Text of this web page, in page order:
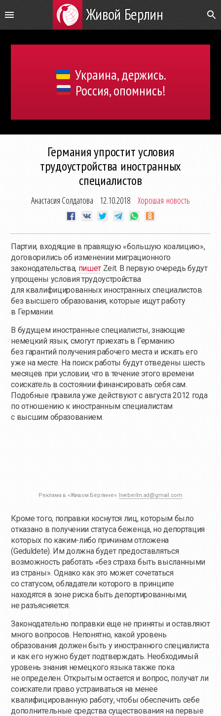
Живой Берлин
Украина, держись.
Россия, опомнись!
Германия упростит условия
трудоустройства иностранных
специалистов
Анастасия Солдатова 12.10.2018 Хорошая новость
Партии, входящие в правящую «большую коалицию»,
договорились об изменении миграционного
законодательства, пишет Zeit. В первую очередь будут
упрощены условия трудоустройства
для квалифицированных иностранных специалистов
без высшего образования, которые ищут работу
в Германии.
В будущем иностранные специалисты, знающие
немецкий язык, смогут приехать в Германию
без гарантий получения рабочего места и искать его
уже на месте. На поиск работы будут отведены шесть
месяцев при условии, что в течение этого времени
соискатель в состоянии финансировать себя сам.
Подобные правила уже действуют с августа 2012 года
по отношению к иностранным специалистам
с высшим образованием.
Реклама в «Живом Берлине»: liveberlin.ad@gmail.com
Кроме того, поправки коснутся лиц, которым было
отказано в получении статуса беженца, но депортация
которых по каким-либо причинам отложена
(Geduldete). Им должна будет предоставляться
возможность работать «без страха быть высланными
из страны». Однако как это может сочетаться
со статусом, обладатели которого в принципе
находятся в зоне риска быть депортированными,
не разъясняется.
Законодательно поправки еще не приняты и оставляют
много вопросов. Непонятно, какой уровень
образования должен быть у иностранного специалиста
и как его нужно будет подтверждать. Необходимый
уровень знания немецкого языка также пока
не определен. Открытым остается и вопрос, получат ли
соискатели право устраиваться на менее
квалифицированную работу, чтобы обеспечить себе
дополнительные средства существования на первые